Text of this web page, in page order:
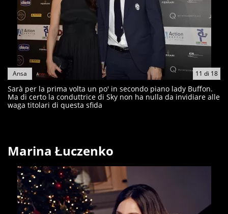
11 di 18
Ansa
Sarà per la prima volta un po' in secondo piano lady Buffon.
Ma di certo la conduttrice di Sky non ha nulla da invidiare alle
waga titolari di questa sfida
Marina Łuczenko